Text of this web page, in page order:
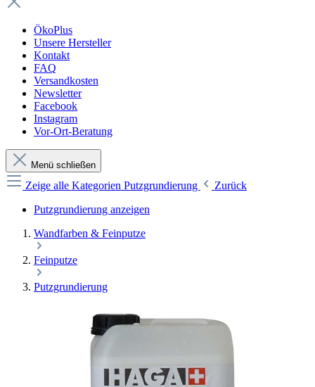
ÖkoPlus
Unsere Hersteller
Kontakt
FAQ
Versandkosten
Newsletter
Facebook
Instagram
Vor-Ort-Beratung
Menü schließen
Zeige alle Kategorien Putzgrundierung
Zurück
Putzgrundierung anzeigen
Wandfarben & Feinputze
Feinputze
Putzgrundierung